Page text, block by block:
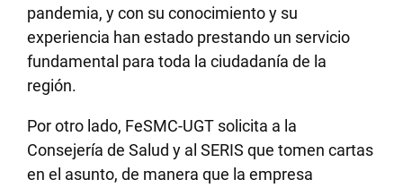
pandemia, y con su conocimiento y su
experiencia han estado prestando un servicio
fundamental para toda la ciudadanía de la
región.
Por otro lado, FeSMC-UGT solicita a la
Consejería de Salud y al SERIS que tomen cartas
en el asunto, de manera que la empresa